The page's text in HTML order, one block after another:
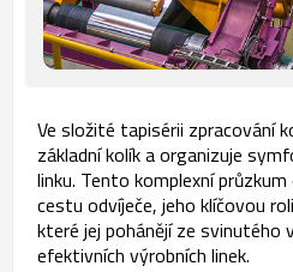
Ve složité tapisérii zpracování
základní kolík a organizuje
linku. Tento komplexní
cestu odvíječe, jeho klíčovou
které jej pohánějí ze svinutého
efektivních výrobních linek.